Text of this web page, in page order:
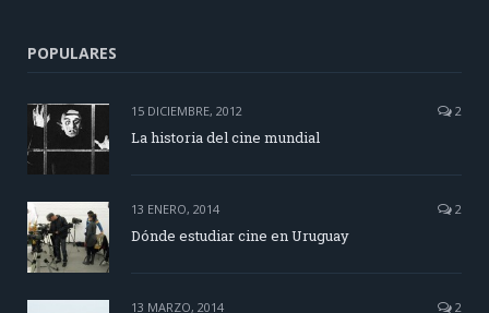
POPULARES
15 DICIEMBRE, 2012 2
La historia del cine mundial
13 ENERO, 2014 2
Dónde estudiar cine en Uruguay
13 MARZO, 2014 2